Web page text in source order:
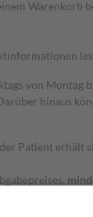
von
hinaus
Patient